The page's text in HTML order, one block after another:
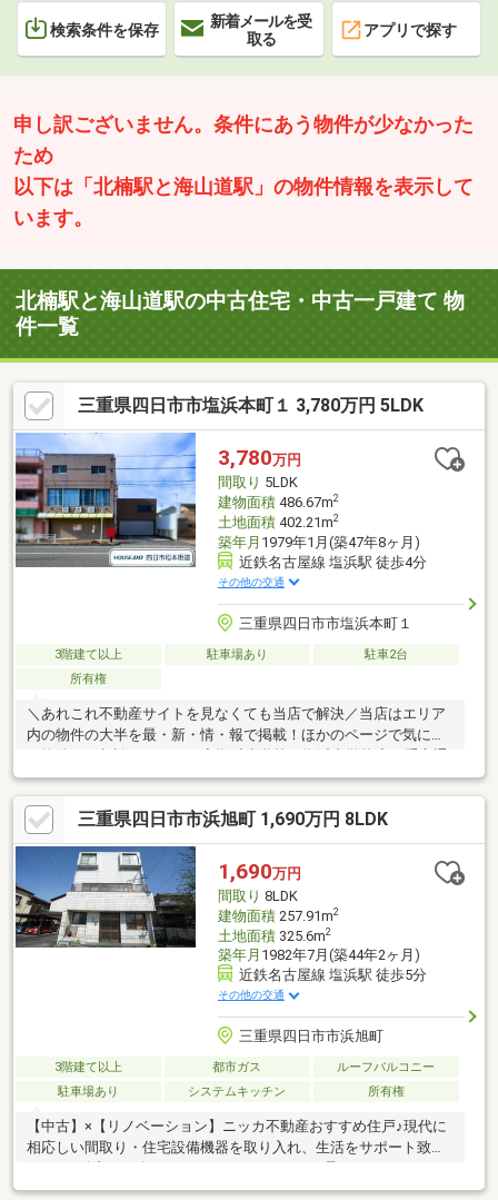
検索条件を保存
新着メールを受
取る
アプリで探す
申し訳ございません。条件にあう物件が少なかった
ため
以下は「北楠駅と海山道駅」の物件情報を表示して
います。
北楠駅と海山道駅の中古住宅・中古一戸建て 物
件一覧
三重県四日市市塩浜本町１ 3,780万円 5LDK
3,780万円
間取り 5LDK
建物面積486.67m2
土地面積402.21m2
築年月 1979年1月(築47年8ヶ月)
近鉄名古屋線 塩浜駅 徒歩4分
その他の交通
三重県四日市市塩浜本町１
3階建て以上 駐車場あり
駐車2台
所有権
＼あれこれ不動産サイトを見なくても当店で解決／当店はエリア
内の物件の大半を最・新・情・報で掲載！ほかのページで気にな
る物件もご相談ください。◆塩浜小学校／塩浜中学校◆三重交通
バス「塩浜市民センター前」停 徒歩約1分◆事務所+倉庫付◆塩
浜駅まで徒歩約4分◆国道23号線まで車で約4分※写真をクリック
すると、詳細をご覧いただけます。＝＝＝＝＝＝＝＝＝＝＝＝＝
＝＝＝＝＝＝《失敗しない住宅ローン選び！》豊富な銀行金利情
報を持っていますので、お客様の安心ゆとりのある資金計画をご
提案できます。＝＝＝＝＝＝＝＝＝＝＝＝＝＝＝＝＝＝＝
三重県四日市市浜旭町 1,690万円 8LDK
1,690万円
間取り 8LDK
建物面積257.91m2
土地面積325.6m2
築年月 1982年7月(築44年2ヶ月)
近鉄名古屋線 塩浜駅 徒歩5分
その他の交通
三重県四日市市浜旭町
3階建て以上 都市ガス
ルーフバルコニー
駐車場あり
システムキッチン 所有権
【中古】×【リノベーション】ニッカ不動産おすすめ住戸♪現代に
相応しい間取り・住宅設備機器を取り入れ、生活をサポート致し
不動産にお任せ下さい！＼＼家具や家電、住宅ローンに組込めま